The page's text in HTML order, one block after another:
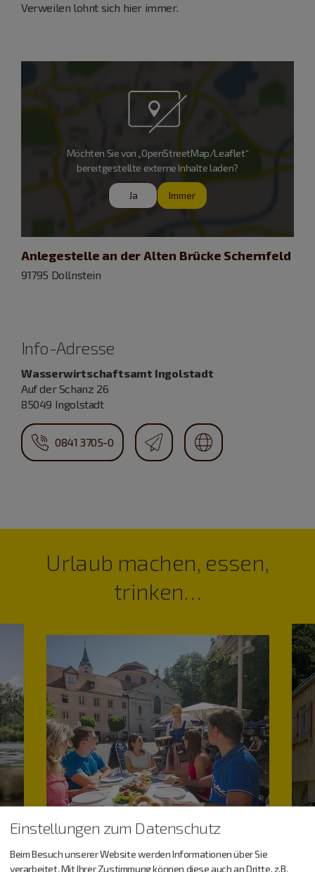
Verweilen lohnt sich hier immer.
Möchten Sie von „OpenStreetMap/Leaflet“
bereitgestellte externe Inhalte laden?
Ja Immer
Anlegestelle an der Alten Brücke Schernfeld
91795 Dollnstein
Info-Adresse
Wasserwirtschaftsamt Ingolstadt
Auf der Schanz 26
85049 Ingolstadt
0841 3705-0
Urlaub machen, essen,
trinken…
Einstellungen zum Datenschutz
Beim Besuch unserer Website werden Informationen über Sie
verarbeitet. Mit Ihrer Zustimmung können diese auch an Dritte, z.B.